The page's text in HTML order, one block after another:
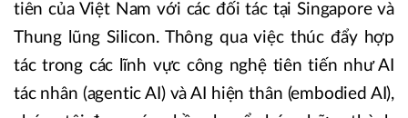
tiên của Việt Nam với các đối tác tại Singapore và
Thung lũng Silicon. Thông qua việc thúc đẩy hợp
tác trong các lĩnh vực công nghệ tiên tiến như AI
tác nhân (agentic AI) và AI hiện thân (embodied AI),